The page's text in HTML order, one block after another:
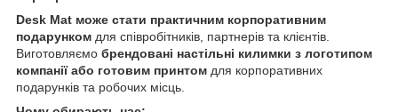
Desk Mat може стати практичним корпоративним
подарунком для співробітників, партнерів та клієнтів.
Виготовляємо брендовані настільні килимки з логотипом
компанії або готовим принтом для корпоративних
подарунків та робочих місць.